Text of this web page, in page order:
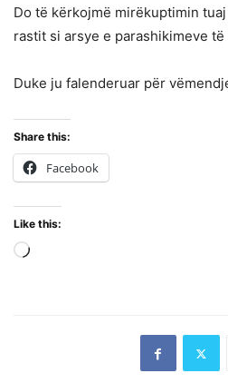
Do të kërkojmë mirëkuptimin
rastit si arsye e parashikimeve të
Duke ju falenderuar për
Share this:
Facebook
Like this: